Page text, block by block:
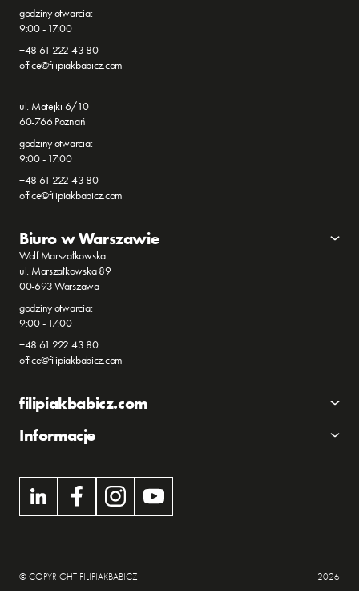
godziny otwarcia:
9:00 - 17:00
+48 61 222 43 80
office@filipiakbabicz.com
ul. Matejki 6/10
60-766 Poznań
godziny otwarcia:
9:00 - 17:00
+48 61 222 43 80
office@filipiakbabicz.com
Biuro w Warszawie
Wolf Marszałkowska
ul. Marszałkowska 89
00-693 Warszawa
godziny otwarcia:
9:00 - 17:00
+48 61 222 43 80
office@filipiakbabicz.com
filipiakbabicz.com
Informacje
© COPYRIGHT FILIPIAKBABICZ 2026